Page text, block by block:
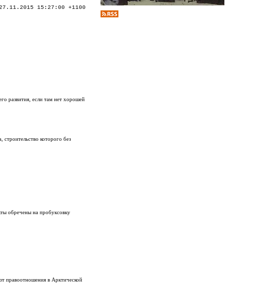
15:27:00 +1100
развития, если там нет хорошей
которого без
обречены на пробуксовку
правоотношения в Арктической